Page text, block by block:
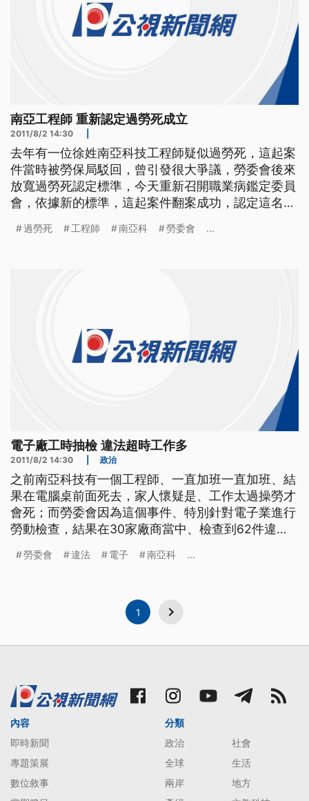
南亞工程師 重新認定過勞死成立
2011/8/2 14:30
去年有一位徐姓南亞科技工程師疑似過勞死，這起案
件當時被勞保局駁回，曾引發很大爭議，勞委會後來
放寬過勞死認定標準，今天重新召開職業病鑑定委員
會，依據新的標準，這起案件翻案成功，認定這名工
這也是放寬過勞認定標準後，第一起成立的案件。
過勞死 工程師 南亞科 勞委會 ...
電子廠工時抽檢 違法超時工作多
2011/8/2 14:30 政治
之前南亞科技有一個工程師、一直加班一直加班、結
果在電腦桌前面死去，家人懷疑是、工作太過操勞才
會死；而勞委會因為這個事件、特別針對電子業進行
勞動檢查，結果在30家廠商當中、檢查到62件違
母會這麼傷心、是因為兒子在南亞科技擔任工程師，
責任制、讓員工違法超時工作
勞委會 違法 電子 南亞科 ...
1
內容
即時新聞
專題策展
數位敘事
分類
政治
社會
全球
生活
兩岸
地方